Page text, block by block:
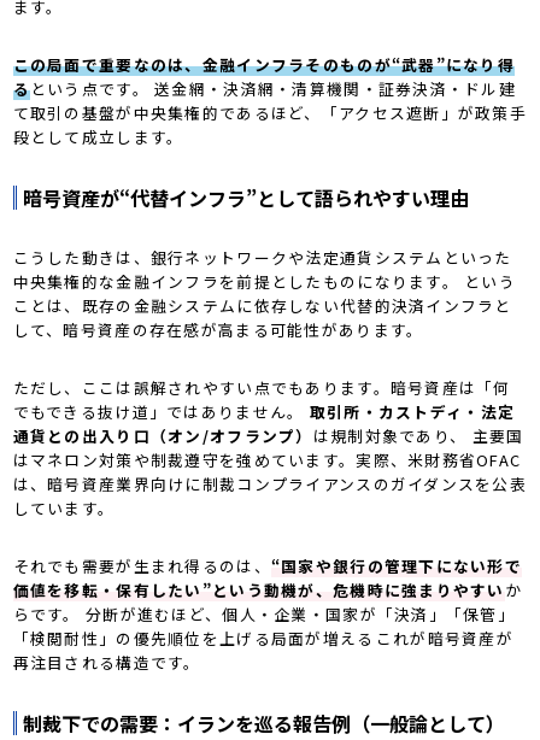
ます。
この局面で重要なのは、金融インフラそのものが“武器”になり得
るという点です。 送金網・決済網・清算機関・証券決済・ドル建
て取引の基盤が中央集権的であるほど、「アクセス遮断」が政策手
段として成立します。
暗号資産が“代替インフラ”として語られやすい理由
こうした動きは、銀行ネットワークや法定通貨システムといった
中央集権的な金融インフラを前提としたものになります。 という
ことは、既存の金融システムに依存しない代替的決済インフラと
して、暗号資産の存在感が高まる可能性があります。
ただし、ここは誤解されやすい点でもあります。暗号資産は「何
でもできる抜け道」ではありません。 取引所・カストディ・法定
通貨との出入り口（オン/オフランプ） は規制対象であり、 主要国
はマネロン対策や制裁遵守を強めています。実際、米財務省OFAC
は、暗号資産業界向けに制裁コンプライアンスのガイダンスを公表
しています。
それでも需要が生まれ得るのは、 “国家や銀行の管理下にない形で
価値を移転・保有したい”という動機が、危機時に強まりやすい か
らです。 分断が進むほど、個人・企業・国家が「決済」「保管」
「検閲耐性」の優先順位を上げる局面が増える――これが暗号資産が
再注目される構造です。
制裁下での需要：イランを巡る報告例（一般論として）